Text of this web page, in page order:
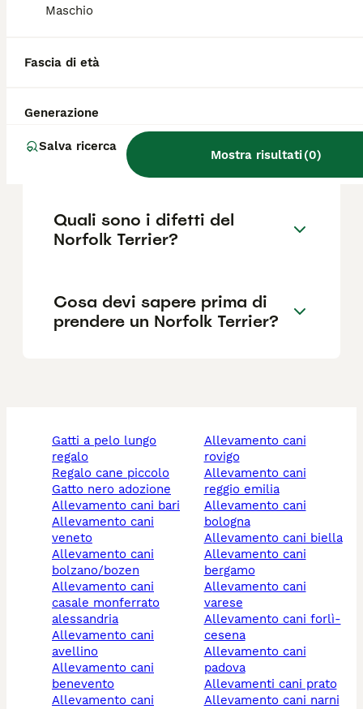
Maschio
Fascia di età
Generazione
Salva ricerca
Mostra risultati(0)
Quanto dura la vita di un
Qual è il carattere del
Norfolk Terrier?
Quali sono i difetti del
Norfolk Terrier?
Cosa devi sapere prima di
prendere un Norfolk Terrier?
gatti a pelo lungo
regalo
regalo cane piccolo
gatto nero adozione
allevamento cani bari
allevamento cani
veneto
allevamento cani
bolzano/bozen
allevamento cani
casale monferrato
alessandria
allevamento cani
avellino
allevamento cani
benevento
allevamento cani
allevamento cani
rovigo
allevamento cani
reggio emilia
allevamento cani
bologna
allevamento cani biella
allevamento cani
bergamo
allevamento cani
varese
allevamento cani forlì-
cesena
allevamento cani
padova
allevamenti cani prato
allevamento cani narni